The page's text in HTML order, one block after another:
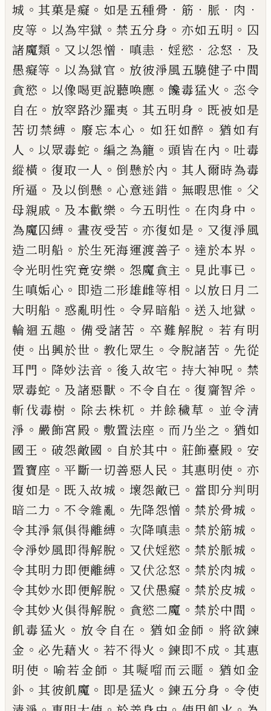
城 。其菓是癡 。 如是五種骨 ． 筋 ． 脈 ． 肉 ．
皮等 。 以為牢獄 。 禁五分身 。 亦如五明 。 囚
諸魔類 。 又以怨憎 ． 嗔恚 ．婬慾 ． 忿怒 ． 及
愚癡等 。 以為獄官 。 放彼淨風五驍健子中間
貪慾 。 以像喝更說聽喚應 。饞毒猛火 。 恣令
自在 。 放窣路沙羅夷 。其五明身 。 既被如是
苦切禁縛 。 廢忘本心 。 如狂如醉 。 猶如有
人 。 以眾毒蛇 。 編之為籠 。頭皆在內 。 吐毒
縱橫 。 復取一人 。 倒懸於內 。 其人爾時為毒
所逼 。 及以倒懸 。 心意迷錯 。 無暇思惟 。 父
母親戚 。 及本歡樂 。 今五明性 。 在肉身中 。
為魔囚縛 。 晝夜受苦 。亦復如是 。 又復淨風
造二明船 。 於生死海運渡善子 。 達於本界 。
令光明性究竟安樂 。 怨魔貪主 。 見此事已 。
生嗔姤心 。 即造二形雄雌等相 。 以放日月二
大明船 。 惑亂明性 。 令昇暗船 。 送入地獄 。
輪迴五趣 。 備受諸苦 。 卒難解脫 。 若有明
使 。 出興於世 。 教化眾生 。令脫諸苦 。 先從
耳門 。 降妙法音 。 後入故宅 。 持大神呪 。 禁
眾毒蛇 。 及諸惡獸 。 不令自在 。復齎智斧 。
斬伐毒樹 。 除去株杌 。 并餘穢草 。 並令清
淨 。 嚴飾宮殿 。 敷置法座 。 而乃坐之 。猶如
國王 。 破怨敵國 。 自於其中 。 莊飾臺殿 。 安
置寶座 。平斷一切善惡人民 。 其惠明使 。 亦
復如是 。 既入故城 。 壞怨敵已 。 當即分判明
暗二力 。不令雜亂 。 先降怨憎 。 禁於骨城 。
令其淨氣俱得離縛 。 次降嗔恚 。 禁於筋城 。
令淨妙風即得解脫 。 又伏婬慾 。 禁於脈城 。
令其明力即便離縛 。 又伏忿怒 。 禁於肉城 。
令其妙水即便解脫 。 又伏愚癡 。 禁於皮城 。
令其妙火俱得解脫 。 貪慾二魔 。 禁於中間 。
飢毒猛火 。 放令自在 。 猶如金師 。 將欲鍊
金 。 必先藉火 。 若不得火 。鍊即不成 。其惠
明使 。 喻若金師 。其㘈𠺕而云䁥 。 猶如金
釙 。其彼飢魔 。 即是猛火 。鍊五分身 。令使